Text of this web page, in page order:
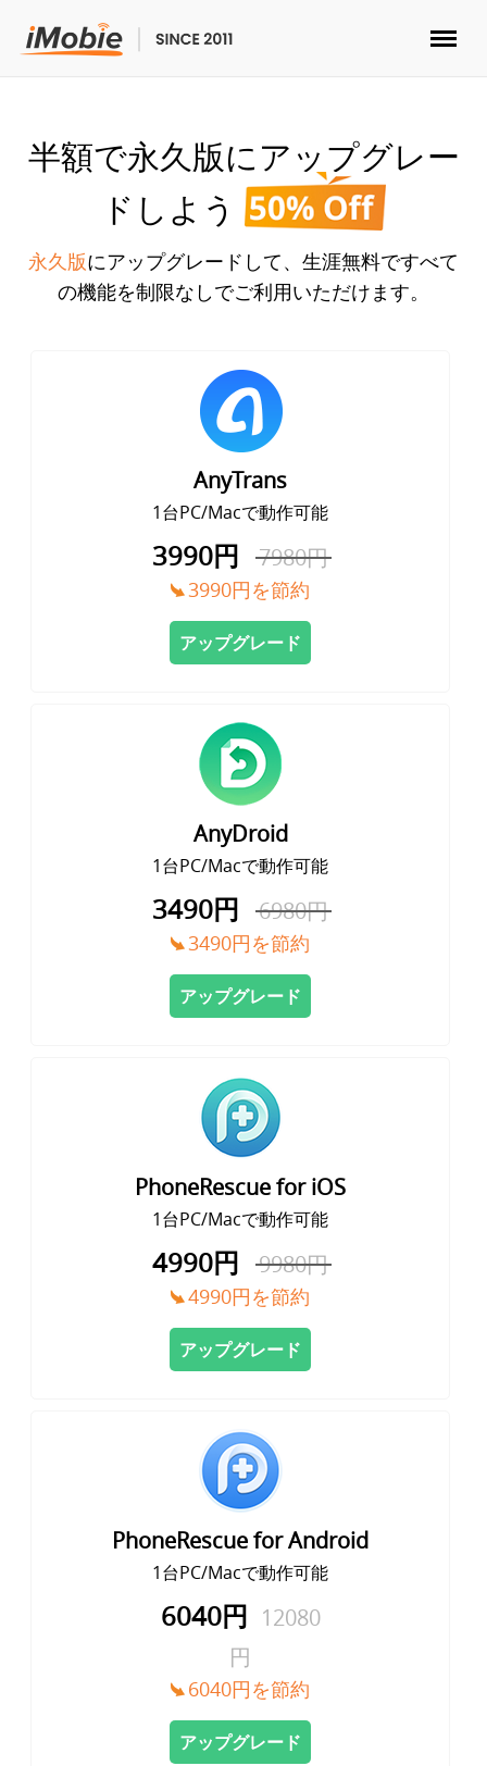
データ転送
マルチメディア
便利ツール
半額で永久版にアップグレー
ドしよう
永久版にアップグレードして、生涯無料ですべて
の機能を制限なしでご利用いただけます。
AnyTrans
1台PC/Macで動作可能
3990円 7980円
3990円を節約
アップグレード
AnyDroid
1台PC/Macで動作可能
3490円 6980円
3490円を節約
アップグレード
PhoneRescue for iOS
1台PC/Macで動作可能
4990円 9980円
4990円を節約
アップグレード
PhoneRescue for Android
1台PC/Macで動作可能
6040円 12080
円
6040円を節約
アップグレード